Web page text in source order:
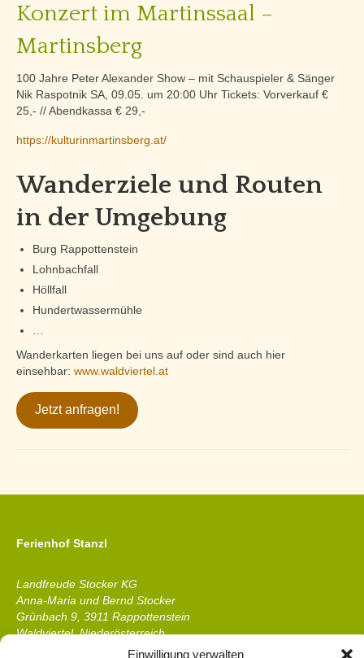
Einwilligung verwalten
Konzert im Martinssaal –
Martinsberg
100 Jahre Peter Alexander Show – mit Schauspieler & Sänger
Nik Raspotnik SA, 09.05. um 20:00 Uhr Tickets: Vorverkauf €
25,- // Abendkassa € 29,-
https://kulturinmartinsberg.at/
Wanderziele und Routen
in der Umgebung
Burg Rappottenstein
Lohnbachfall
Höllfall
Hundertwassermühle
Wanderkarten liegen bei uns auf oder sind auch hier
einsehbar: www.waldviertel.at
Jetzt anfragen!
Ferienhof Stanzl
Landfreude Stocker KG
Anna-Maria und Bernd Stocker
Grünbach 9, 3911 Rappottenstein
Waldviertel, Niederösterreich